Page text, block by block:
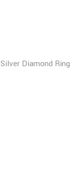
Silver Diamond Ring